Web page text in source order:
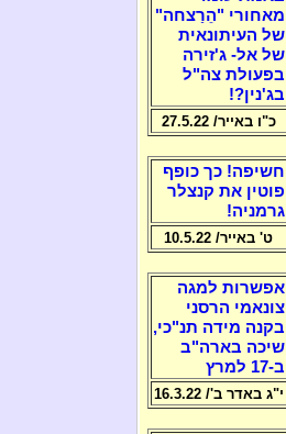
מאחורי "הֵרַצחה"
של העיתונאית
של אל- ג'זירה
בפעולת צה"ל
בג'נין?!
כ"ו באייר/ 27.5.22
חשיפה! כך כופף
פוטין את קנצלר
גרמניה!
ט' באייר/ 10.5.22
אפשרות למגה
צונאמי הרסני
בקנה מידה תנ"כי,
שיכה בארה"ב
ב-17 למרץ
י"ג באדר ב'/ 16.3.22